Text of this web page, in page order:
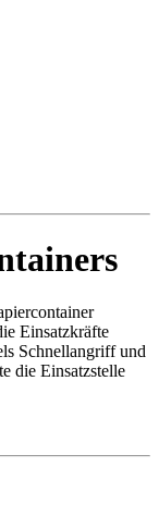
Einsatzkräfte
Schnellangriff und
die Einsatzstelle